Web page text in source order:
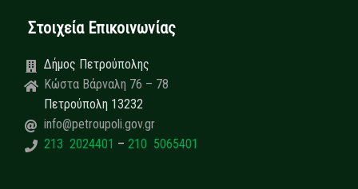
Στοιχεία Επικοινωνίας
Δήμος Πετρούπολης
Κώστα Βάρναλη 76 – 78
Πετρούπολη 13232
info@petroupoli.gov.gr
213 2024401 – 210 5065401